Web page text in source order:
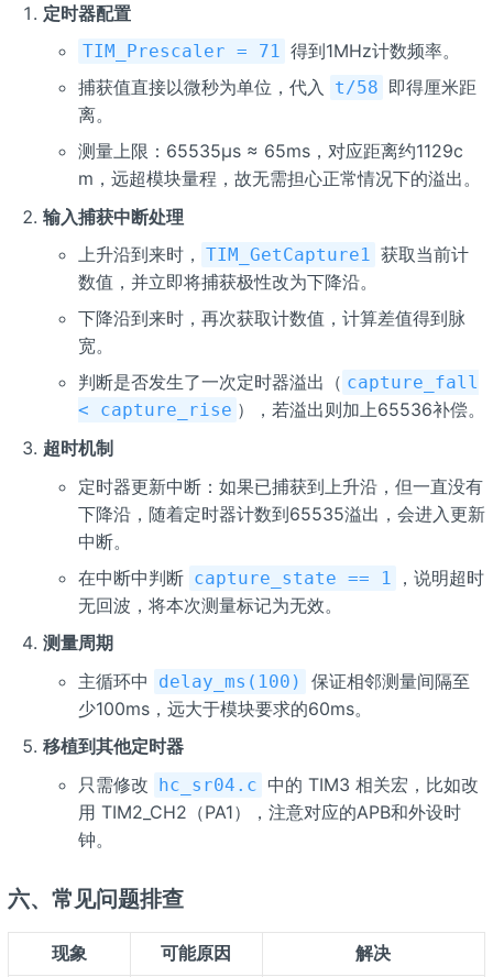
定时器配置
TIM_Prescaler = 71 得到1MHz计数频率。
捕获值直接以微秒为单位，代入
t/58 即得厘米距
离。
测量上限：65535μs ≈ 65ms，对应距离约1129c
m，远超模块量程，故无需担心正常情况下的溢出。
输入捕获中断处理
上升沿到来时， TIM_GetCapture1 获取当前计
数值，并立即将捕获极性改为下降沿。
下降沿到来时，再次获取计数值，计算差值得到脉
宽。
判断是否发生了一次定时器溢出（ capture_fall
< capture_rise ），若溢出则加上65536补偿。
超时机制
定时器更新中断：如果已捕获到上升沿，但一直没有
下降沿，随着定时器计数到65535溢出，会进入更新
中断。
在中断中判断 capture_state == 1
，说明超时
无回波，将本次测量标记为无效。
测量周期
主循环中
delay_ms(100)
保证相邻测量间隔至
少100ms，远大于模块要求的60ms。
移植到其他定时器
只需修改 hc_sr04.c 中的 TIM3 相关宏，比如改
用 TIM2_CH2（PA1），注意对应的APB和外设时
钟。
六、常见问题排查
现象 可能原因 解决